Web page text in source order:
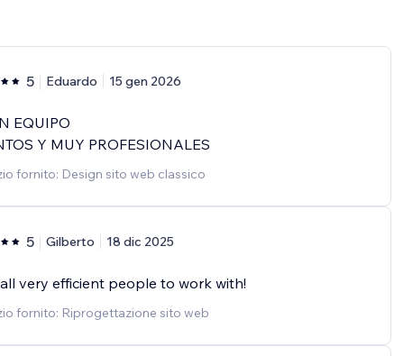
5 Eduardo 15 gen 2026
EQUIPO
Y MUY PROFESIONALES
fornito: Design sito web classico
5 Gilberto 18 dic 2025
very efficient people to work with!
fornito: Riprogettazione sito web